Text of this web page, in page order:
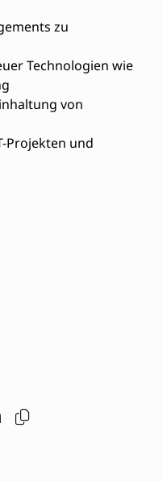
zu
Technologien wie
von
Projekten und